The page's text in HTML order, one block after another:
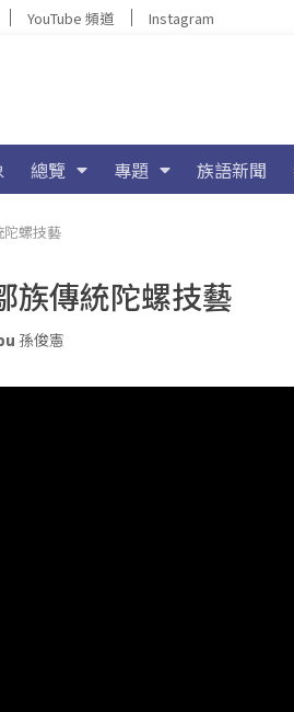
YouTube 頻道 Instagram
總覽 專題 族語新聞
陀螺技藝
族傳統陀螺技藝
孫俊憲